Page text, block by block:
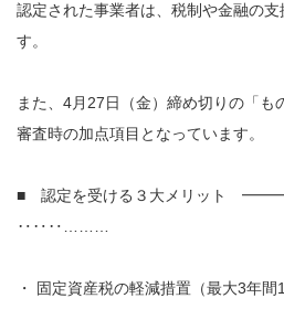
認定された事業者は、税制や金融の
す。
また、4月27日（金）締め切りの「も
審査時の加点項目となっています。
■ 認定を受ける３大メリット
‥‥‥………
・ 固定資産税の軽減措置（最大3年